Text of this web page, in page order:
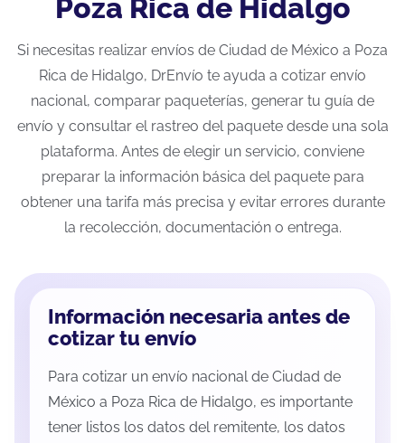
Poza Rica de Hidalgo
Si necesitas realizar envíos de Ciudad de México a Poza
Rica de Hidalgo, DrEnvío te ayuda a cotizar envío
nacional, comparar paqueterías, generar tu guía de
envío y consultar el rastreo del paquete desde una sola
plataforma. Antes de elegir un servicio, conviene
preparar la información básica del paquete para
obtener una tarifa más precisa y evitar errores durante
la recolección, documentación o entrega.
Información necesaria antes de
cotizar tu envío
Para cotizar un envío nacional de Ciudad de
México a Poza Rica de Hidalgo, es importante
tener listos los datos del remitente, los datos